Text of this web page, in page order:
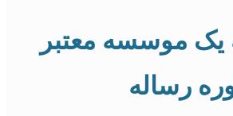
یک موسسه معتبر
رساله